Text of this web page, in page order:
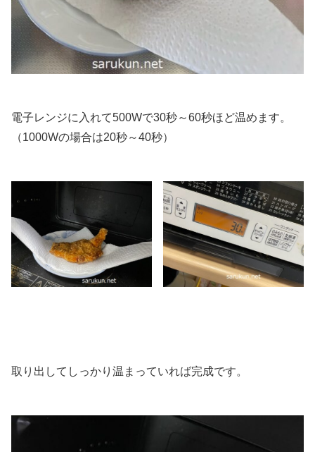
電子レンジに入れて500Wで30秒～60秒ほど温めます。
（1000Wの場合は20秒～40秒）
取り出してしっかり温まっていれば完成です。